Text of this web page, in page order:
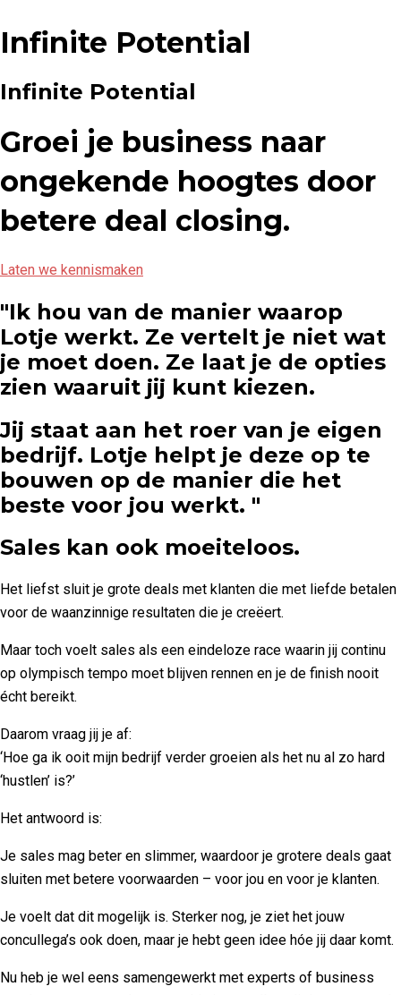
Infinite Potential
Infinite Potential
Groei je business naar
ongekende hoogtes door
betere deal closing.
Laten we kennismaken
"Ik hou van de manier waarop
Lotje werkt. Ze vertelt je niet wat
je moet doen. Ze laat je de opties
zien waaruit jij kunt kiezen.
Jij staat aan het roer van je eigen
bedrijf. Lotje helpt je deze op te
bouwen op de manier die het
beste voor jou werkt. "
Sales kan ook moeiteloos.
Het liefst sluit je grote deals met klanten die met liefde betalen
voor de waanzinnige resultaten die je creëert.
Maar toch voelt sales als een eindeloze race waarin jij continu
op olympisch tempo moet blijven rennen en je de finish nooit
écht bereikt.
Daarom vraag jij je af:
‘Hoe ga ik ooit mijn bedrijf verder groeien als het nu al zo hard
‘hustlen’ is?’
Het antwoord is:
Je sales mag beter en slimmer, waardoor je grotere deals gaat
sluiten met betere voorwaarden – voor jou en voor je klanten.
Je voelt dat dit mogelijk is. Sterker nog, je ziet het jouw
concullega’s ook doen, maar je hebt geen idee hóe jij daar komt.
Nu heb je wel eens samengewerkt met experts of business